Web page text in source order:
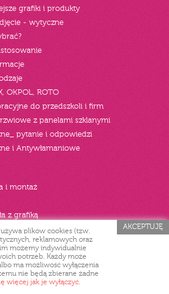
grafiki i produkty
- wytyczne
OKPOL, ROTO
do przedszkoli i firm
z panelami szklanymi
pytanie i odpowiedzi
i Antywłamaniowe
i montaż
z grafiką
z panelami szklanymi
montażu
SUN PROTECT
p/słoneczna
plików cookies (tzw.
reklamowych oraz
możemy indywidualnie
potrzeb. Każdy może
ma możliwość wyłączenia
nie będą zbierane żadne
więcej jak je wyłączyć.
AKCEPTUJĘ